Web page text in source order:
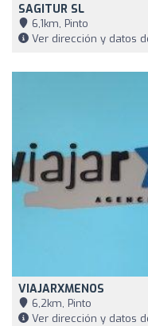
SAGITUR SL
6,1km, Pinto
Ver dirección y datos
VIAJARXMENOS
6,2km, Pinto
Ver dirección y datos